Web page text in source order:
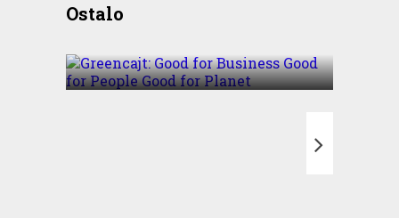
OstaloBusiness Good for People